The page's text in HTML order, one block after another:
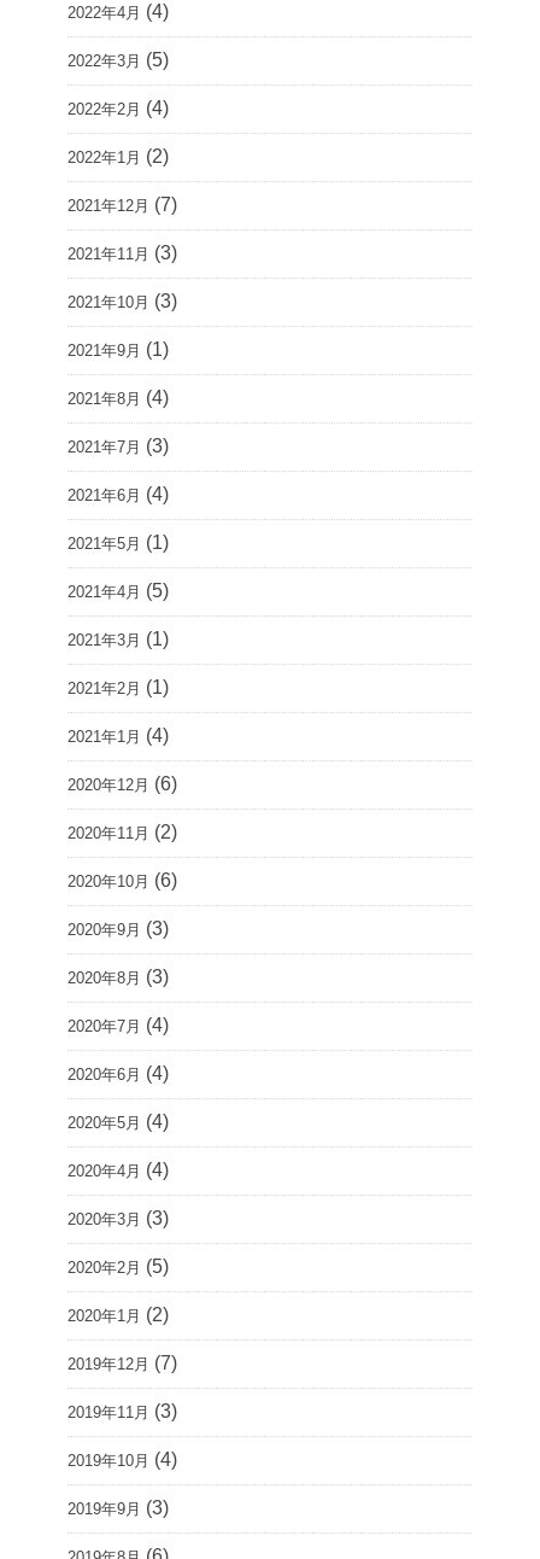
2022年4月 (4)
2022年3月 (5)
2022年2月 (4)
2022年1月 (2)
2021年12月 (7)
2021年11月 (3)
2021年10月 (3)
2021年9月 (1)
2021年8月 (4)
2021年7月 (3)
2021年6月 (4)
2021年5月 (1)
2021年4月 (5)
2021年3月 (1)
2021年2月 (1)
2021年1月 (4)
2020年12月 (6)
2020年11月 (2)
2020年10月 (6)
2020年9月 (3)
2020年8月 (3)
2020年7月 (4)
2020年6月 (4)
2020年5月 (4)
2020年4月 (4)
2020年3月 (3)
2020年2月 (5)
2020年1月 (2)
2019年12月 (7)
2019年11月 (3)
2019年10月 (4)
2019年9月 (3)